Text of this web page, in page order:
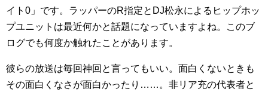
イト0」です。ラッパーのR指定とDJ松永によるヒップホッ
プユニットは最近何かと話題になっていますよね。このブ
ログでも何度か触れたことがあります。
彼らの放送は毎回神回と言ってもいい。面白くないときも
その面白くなさが面白かったり……。非リア充の代表者と